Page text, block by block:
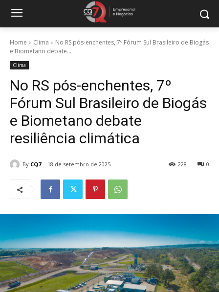
Home Clima
No RS pós-enchentes, 7º Fórum Sul Brasileiro de Biogás
e Biometano debate...
Clima
No RS pós-enchentes, 7º
Fórum Sul Brasileiro de Biogás
e Biometano debate
resiliência climática
By CQ7 18 de setembro de 2025 0
228